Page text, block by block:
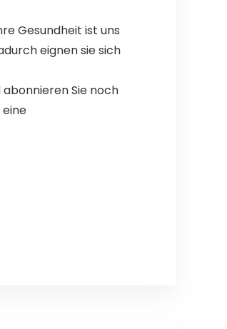
Gesundheit ist uns
eignen sie sich
Sie noch